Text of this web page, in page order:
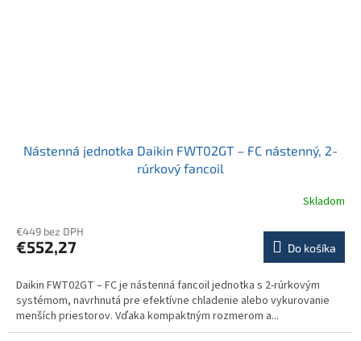
Nástenná jednotka Daikin FWT02GT – FC nástenný, 2-
rúrkový fancoil
Skladom
€449 bez DPH
€552,27 Do košíka
Daikin FWT02GT – FC je nástenná fancoil jednotka s 2-rúrkovým
systémom, navrhnutá pre efektívne chladenie alebo vykurovanie
menších priestorov. Vďaka kompaktným rozmerom a...